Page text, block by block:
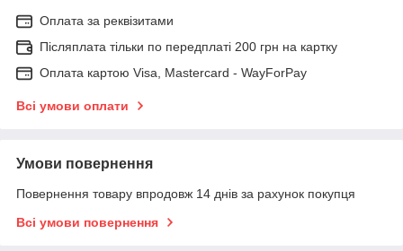
Оплата за реквізитами
Післяплата тільки по передплаті 200 грн на картку
Оплата картою Visa, Mastercard - WayForPay
Всі умови оплати
Умови повернення
Повернення товару впродовж 14 днів за рахунок покупця
Всі умови повернення